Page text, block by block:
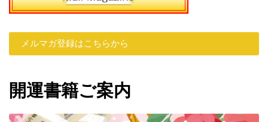
メルマガ登録はこちらから
開運書籍ご案内